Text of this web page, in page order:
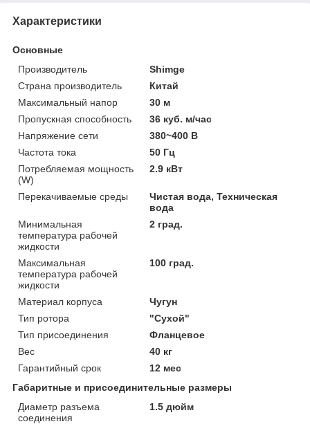
Характеристики
Основные
Производитель
Shimge
Страна производитель
Китай
Максимальный напор
30 м
Пропускная способность
36 куб. м/час
Напряжение сети
380~400 В
Частота тока
50 Гц
Потребляемая мощность
(W)
2.9 кВт
Перекачиваемые среды
Чистая вода, Техническая
вода
Минимальная
температура рабочей
жидкости
2 град.
Максимальная
температура рабочей
жидкости
100 град.
Материал корпуса
Чугун
Тип ротора
"Сухой"
Тип присоединения
Фланцевое
Вес
40 кг
Гарантийный срок
12 мес
Габаритные и присоединительные размеры
Диаметр разъема
соединения
1.5 дюйм